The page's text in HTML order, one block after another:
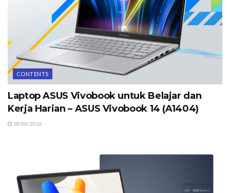
CONTENTS
Laptop ASUS Vivobook untuk Belajar dan
Kerja Harian – ASUS Vivobook 14 (A1404)
18/06/2026